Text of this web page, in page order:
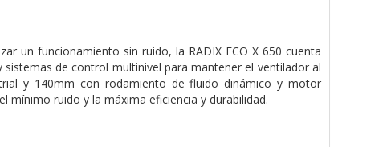
un funcionamiento sin ruido, la RADIX ECO X 650 cuenta
de control multinivel para mantener el ventilador al
y 140mm con rodamiento de fluido dinámico y motor
mínimo ruido y la máxima eficiencia y durabilidad.